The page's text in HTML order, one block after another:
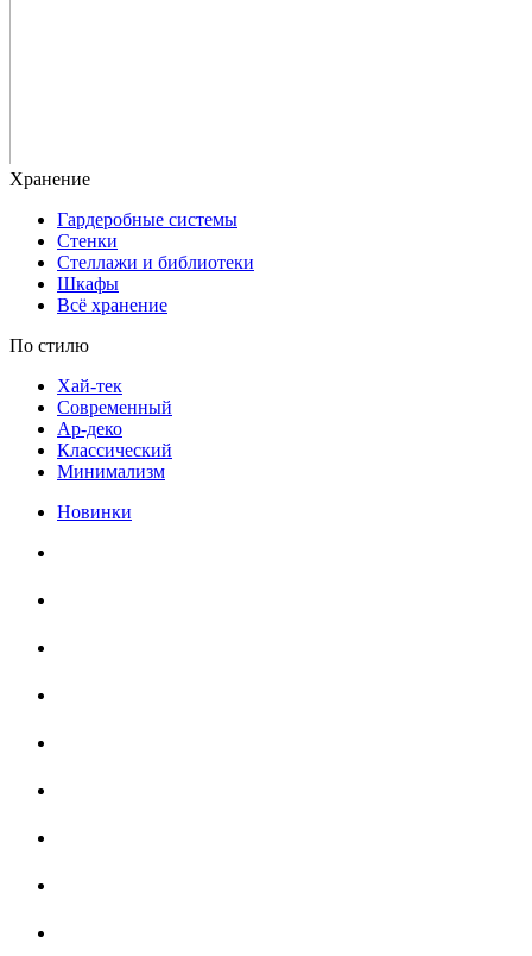
Гардеробные системы
Стенки
Стеллажи и библиотеки
Шкафы